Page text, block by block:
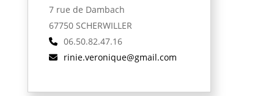
7 rue de Dambach
67750 SCHERWILLER
06.50.82.47.16
rinie.veronique@gmail.com